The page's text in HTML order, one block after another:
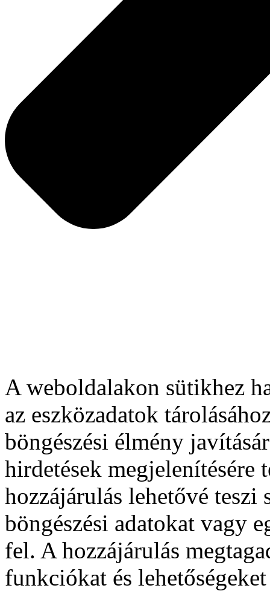
A weboldalakon sütikhez
az eszközadatok
böngészési élmény
hirdetések megjelenítésére
hozzájárulás lehetővé
böngészési adatokat vagy
fel. A hozzájárulás
funkciókat és